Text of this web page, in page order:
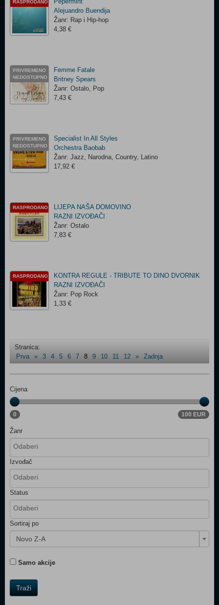
RASPRODANO
Alejuandro Buendija
Žanr: Rap i Hip-hop
4,38 €
PRIVREMENO
NEDOSTUPNO
Femme Fatale
Britney Spears
Žanr: Ostalo, Pop
7,43 €
PRIVREMENO
NEDOSTUPNO
Specialist In All Styles
Orchestra Baobab
Žanr: Jazz, Narodna, Country, Latino
17,92 €
RASPRODANO
LIJEPA NAŠA DOMOVINO
RAZNI IZVOĐAČI
Žanr: Ostalo
7,83 €
RASPRODANO
KONTRA REGULE - TRIBUTE TO DINO DVORNIK
RAZNI IZVOĐAČI
Žanr: Pop Rock
1,33 €
Stranica:
Prva
« 3 4 5 6 7 8 9 10 11 12 » Zadnja
Cijena
0 100 EUR
Žanr
Izvođač
Status
Sortiraj po
Novo Z-A
Samo akcije
Traži